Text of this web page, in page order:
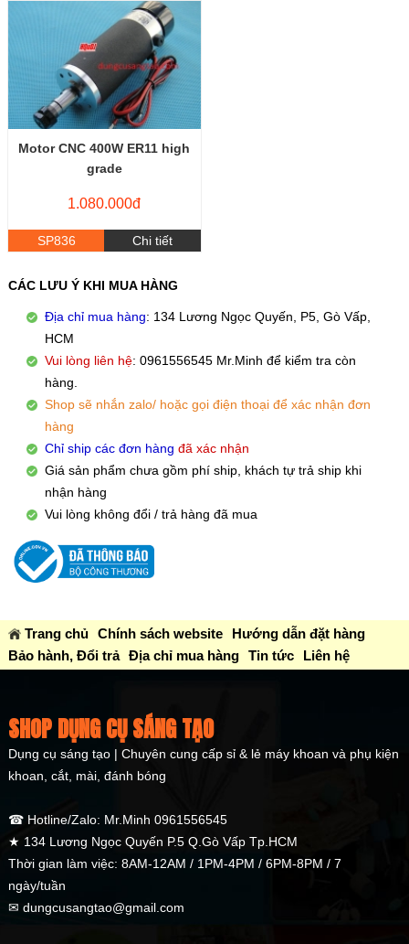
Motor CNC 400W ER11 high
grade
1.080.000đ
SP836 Chi tiết
CÁC LƯU Ý KHI MUA HÀNG
Địa chỉ mua hàng: 134 Lương Ngọc Quyến, P5, Gò Vấp,
HCM
Vui lòng liên hệ: 0961556545 Mr.Minh để kiểm tra còn
hàng.
Shop sẽ nhắn zalo/ hoặc gọi điện thoại để xác nhận đơn
hàng
Chỉ ship các đơn hàng đã xác nhận
Giá sản phẩm chưa gồm phí ship, khách tự trả ship khi
nhận hàng
Vui lòng không đổi / trả hàng đã mua
Trang chủ Chính sách website
Hướng dẫn đặt hàng
Bảo hành, Đổi trả Địa chỉ mua hàng Tin tức Liên hệ
SHOP DỤNG CỤ SÁNG TẠO
Dụng cụ sáng tạo | Chuyên cung cấp sỉ & lẻ máy khoan và phụ kiện
khoan, cắt, mài, đánh bóng
☎ Hotline/Zalo: Mr.Minh 0961556545
★ 134 Lương Ngọc Quyến P.5 Q.Gò Vấp Tp.HCM
Thời gian làm việc: 8AM-12AM / 1PM-4PM / 6PM-8PM / 7
ngày/tuần
✉ dungcusangtao@gmail.com